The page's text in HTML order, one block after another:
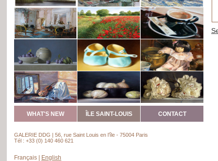
WHAT'S NEW ÎLE SAINT-LOUIS CONTACT
GALERIE DDG | 56, rue Saint Louis en l’île - 75004 Paris
Tél : +33 (0) 140 460 621
Français English